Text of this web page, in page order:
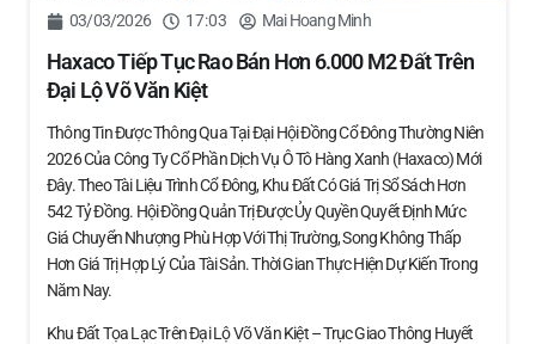
03/03/2026 17:03 Mai Hoang Minh
Haxaco Tiếp Tục Rao Bán Hơn 6.000 M2 Đất Trên
Đại Lộ Võ Văn Kiệt
Thông Tin Được Thông Qua Tại Đại Hội Đồng Cổ Đông Thường Niên
2026 Của Công Ty Cổ Phần Dịch Vụ Ô Tô Hàng Xanh (Haxaco) Mới
Đây. Theo Tài Liệu Trình Cổ Đông, Khu Đất Có Giá Trị Sổ Sách Hơn
542 Tỷ Đồng. Hội Đồng Quản Trị Được Ủy Quyền Quyết Định Mức
Giá Chuyển Nhượng Phù Hợp Với Thị Trường, Song Không Thấp
Hơn Giá Trị Hợp Lý Của Tài Sản. Thời Gian Thực Hiện Dự Kiến Trong
Năm Nay.
Khu Đất Tọa Lạc Trên Đại Lộ Võ Văn Kiệt – Trục Giao Thông Huyết